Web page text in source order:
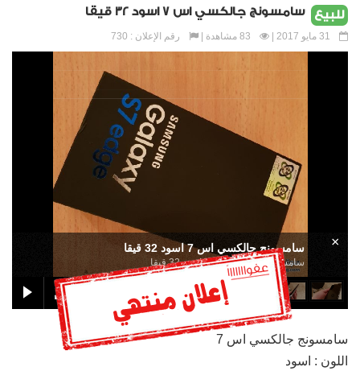
للبيع سامسونج جالكسي اس 7 اسود 32 قيقا
رقم الإعلان : 730
سامسونج جالكسي اس 7 اسود 32 قيقا
سامسونج جالكسي اس 7 اسود 32 قيقا
×
سامسونج جالكسي اس 7
اللون : اسود